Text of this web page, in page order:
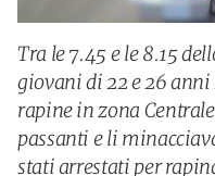
Tra le 7.45 e le 8.15
giovani di 22 e 26
rapine in zona
passanti e li
stati arrestati per